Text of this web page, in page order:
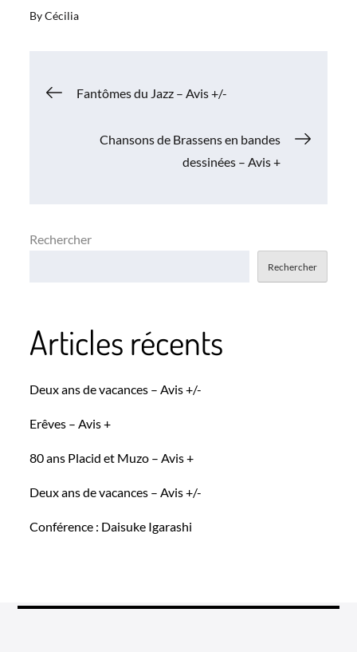
ByCécilia
Navigation
Fantômes du Jazz – Avis +/-
Chansons de Brassens en bandes
dessinées – Avis +
Rechercher
Rechercher
Articles récents
Deux ans de vacances – Avis +/-
Erêves – Avis +
80 ans Placid et Muzo – Avis +
Deux ans de vacances – Avis +/-
Conférence : Daisuke Igarashi